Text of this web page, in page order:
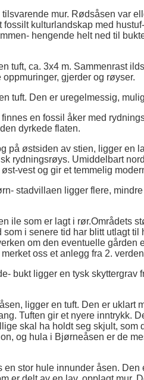
mur. Rødsåsen var
kulturlandskap med
hengende helt ned til
tuft, ca. 3x4 m. Sammenrast
gjerder og røyser.
tuft. Den er uregelmessig,
en fossil åker med
dyrkede flaten.
på østsiden av stien, ligger en
rydningsrøys. Umiddelbart
vest og gir et temmelig
stadvillaen ligger flere,
ile som er lagt i rør.Områdets
i senere tid har blitt utlagt til
om den eventuelle gården
oss et anlegg fra 2.
bukt ligger en tysk skyttergrav
ligger en tuft. Den er uklart
Tuften gir et nyere inntrykk.
skal ha holdt seg skjult, som
og hula i Bjørneåsen er de
stor hule innunder åsen. Den